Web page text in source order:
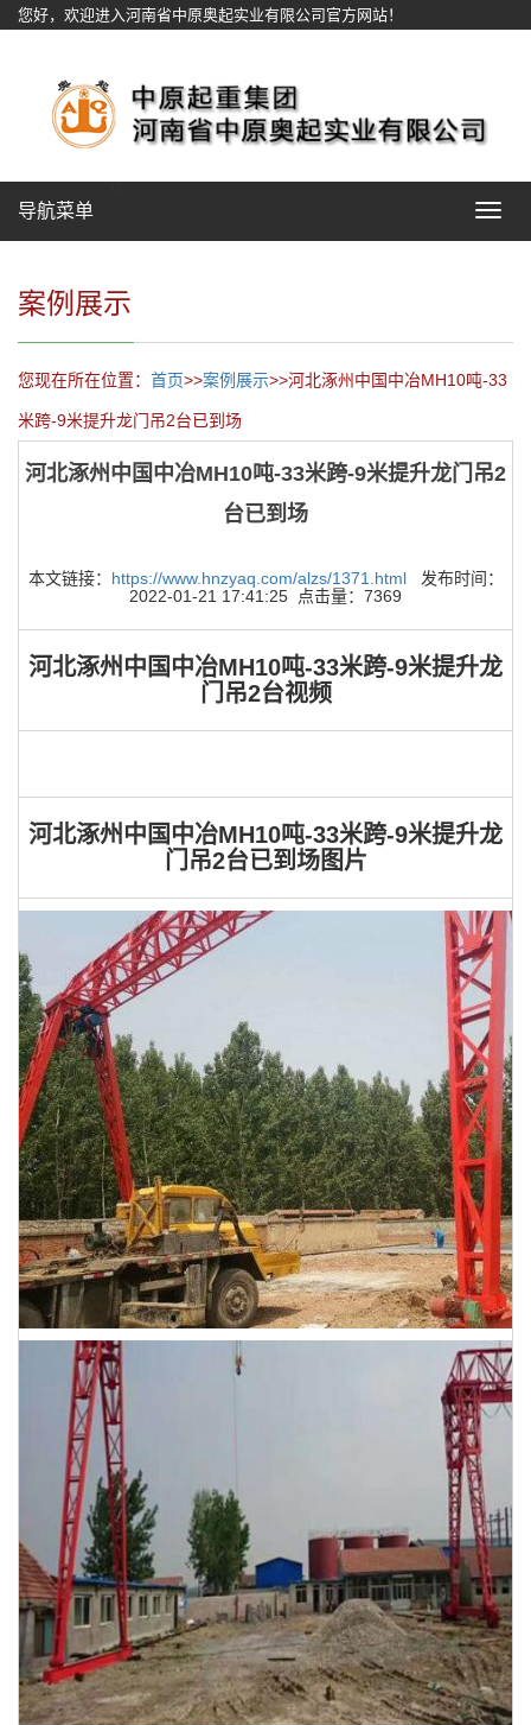
您好，欢迎进入河南省中原奥起实业有限公司官方网站！
Toggle
导航菜单
案例展示
您现在所在位置： 首页>>案例展示>>河北涿州中国中冶MH10吨-33
米跨-9米提升龙门吊2台已到场
河北涿州中国中冶MH10吨-33米跨-9米提升龙门吊2
台已到场
本文链接： https://www.hnzyaq.com/alzs/1371.html发布时间：
2022-01-21 17:41:25 点击量：7369
河北涿州中国中冶MH10吨-33米跨-9米提升龙
门吊2台视频
河北涿州中国中冶MH10吨-33米跨-9米提升龙
门吊2台已到场图片